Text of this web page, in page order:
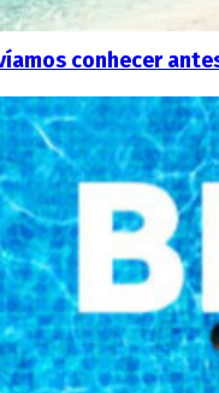
conhecer